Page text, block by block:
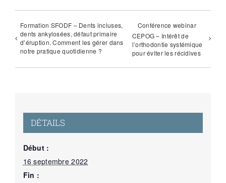
Formation SFODF – Dents incluses,
dents ankylosées, défaut primaire
d’éruption. Comment les gérer dans
notre pratique quotidienne ?
Conférence webinar
CEPOG – Intérêt de
l’orthodontie systémique
pour éviter les récidives
DÉTAILS
Début :
16 septembre 2022
Fin :